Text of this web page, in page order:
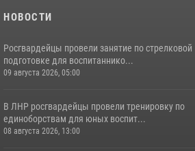
НОВОСТИ
Росгвардейцы провели занятие по стрелковой
подготовке для воспитаннико...
09 августа 2026, 05:00
В ЛНР росгвардейцы провели тренировку по
единоборствам для юных воспит...
08 августа 2026, 13:00